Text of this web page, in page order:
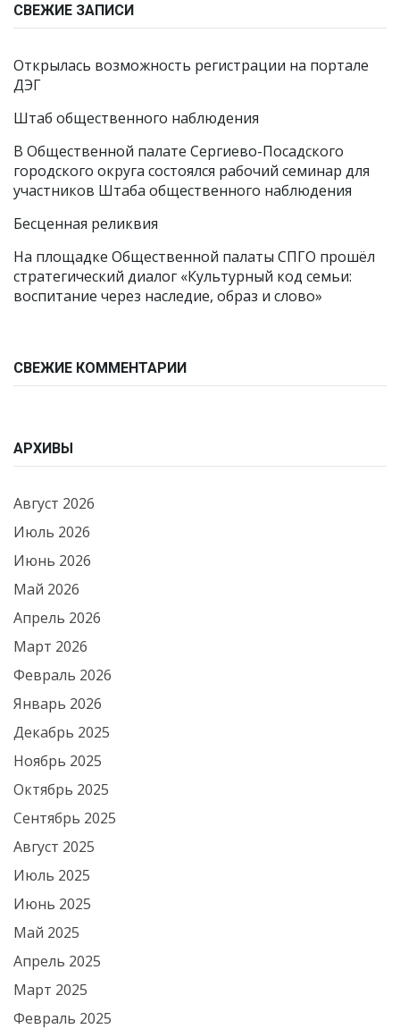
СВЕЖИЕ ЗАПИСИ
Открылась возможность регистрации на портале
ДЭГ
Штаб общественного наблюдения
В Общественной палате Сергиево-Посадского
городского округа состоялся рабочий семинар для
участников Штаба общественного наблюдения
Бесценная реликвия
На площадке Общественной палаты СПГО прошёл
стратегический диалог «Культурный код семьи:
воспитание через наследие, образ и слово»
СВЕЖИЕ КОММЕНТАРИИ
АРХИВЫ
Август 2026
Июль 2026
Июнь 2026
Май 2026
Апрель 2026
Март 2026
Февраль 2026
Январь 2026
Декабрь 2025
Ноябрь 2025
Октябрь 2025
Сентябрь 2025
Август 2025
Июль 2025
Июнь 2025
Май 2025
Апрель 2025
Март 2025
Февраль 2025